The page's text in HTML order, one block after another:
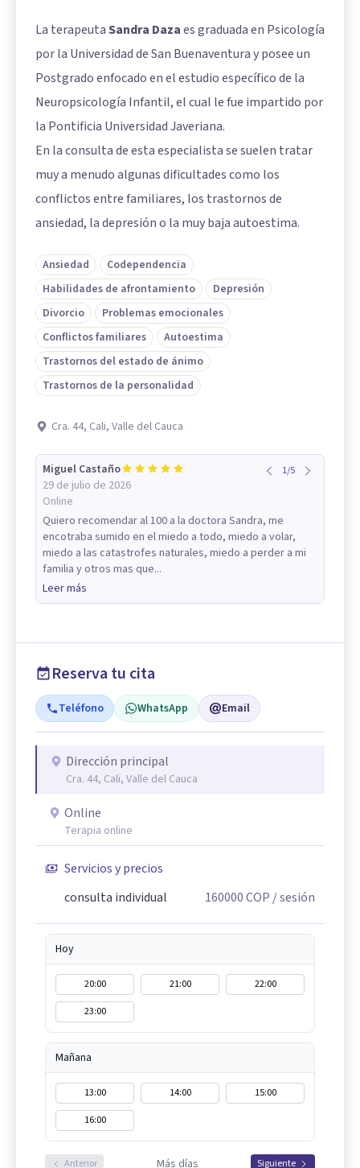
La terapeutaSandra Dazaes graduada en Psicología
por la Universidad de San Buenaventura y posee un
Postgrado enfocado en el estudio específico de la
Neuropsicología Infantil, el cual le fue impartido por
la Pontificia Universidad Javeriana.
En la consulta de esta especialista se suelen tratar
muy a menudo algunas dificultades como los
conflictos entre familiares, los trastornos de
ansiedad, la depresión o la muy baja autoestima.
Ansiedad
Codependencia
Habilidades de afrontamiento
Depresión
Divorcio
Problemas emocionales
Conflictos familiares
Autoestima
Trastornos del estado de ánimo
Trastornos de la personalidad
Cra. 44, Cali, Valle del Cauca
Miguel Castaño
29 de julio de 2026
Online
1/5
Quiero recomendar al 100 a la doctora Sandra, me
encotraba sumido en el miedo a todo, miedo a volar,
miedo a las catastrofes naturales, miedo a perder a mi
familia y otros mas que...
Leer más
Reserva tu cita
Teléfono WhatsApp Email
Dirección principal
Cra. 44, Cali, Valle del Cauca
Online
Terapia online
Servicios y precios
consulta individual
160000COP / sesión
Hoy
20:00 21:00
22:00
23:00
Mañana
13:00 14:00
15:00
16:00
Anterior Más días Siguiente